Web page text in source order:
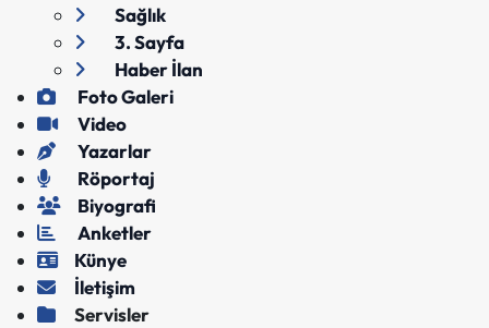
Sağlık
3. Sayfa
Haber İlan
Foto Galeri
Video
Yazarlar
Röportaj
Biyografi
Anketler
Künye
İletişim
Servisler